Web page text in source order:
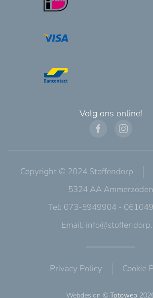
Volg ons online!
Copyright © 2024 Stoffendorp
5324 AA Ammerzoden
Tel: 073-5949904 -
Email:
Privacy Policy Cookie
Webdesign © Totoweb